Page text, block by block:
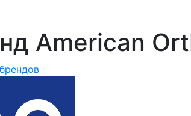
American